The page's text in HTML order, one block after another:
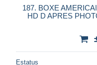
187. BOXE
HD D APRES
Estatus